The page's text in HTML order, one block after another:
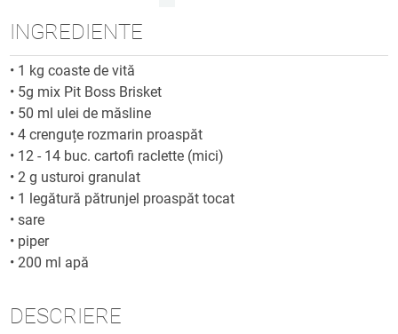
INGREDIENTE
• 1 kg coaste de vită
• 5g mix Pit Boss Brisket
• 50 ml ulei de măsline
•4 crenguțe rozmarin proaspăt
• 12 - 14 buc. cartofi raclette (mici)
• 2 g usturoi granulat
• 1 legătură pătrunjel proaspăt tocat
•sare
• piper
• 200 ml apă
DESCRIERE